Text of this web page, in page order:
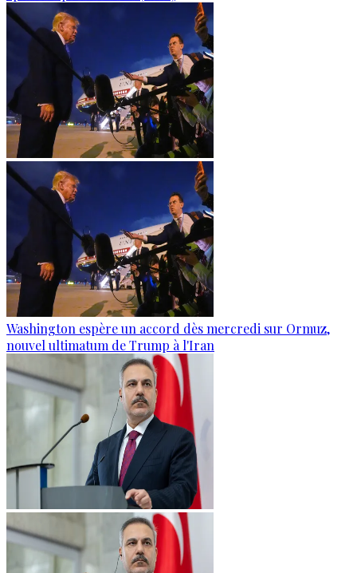
Washington espère un accord dès mercredi sur Ormuz,
nouvel ultimatum de Trump à l'Iran